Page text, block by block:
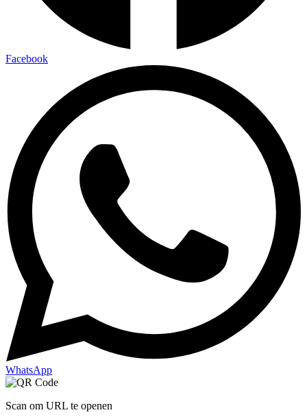
Facebook
WhatsApp
Scan om URL te openen